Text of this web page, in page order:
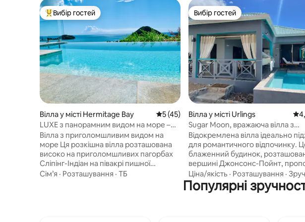
Топ вибір гостей
Вибір гостей
Вілла у місті Hermitage Bay Середня оцінка: 5 з 5, відгуки: 45
5 (45)
LUXE з панорамним видом на море –
поблизу пляжу Ермітаж-Бей
Вілла з приголомшливим видом на
море Ця розкішна вілла розташована
високо на приголомшливих пагорбах
Сліпінг-Індіан на півакрі пишної
тропічної землі, звідки відкривається
Сім’я · Розташування · ТБ
Вибір гостей
Вибір гостей
Вілла у місті Urlings
Sugar Moon, вражаюча вілла з
басейном на Антигуа
Відокремлена вілла ідеально
для романтичного відпочинку.
блаженний будинок,
вершині Джонсонс-Пойнт,
просторі, розкішні помешкання з
захоплюючим видом на океан і
острови. Помешкання також
Ціна/якість · Розташування ·
Популярні